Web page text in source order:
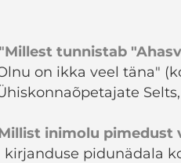
Millest tunnistab
on ikka veel täna"
inimolu pimedust
kirjanduse pidunädala